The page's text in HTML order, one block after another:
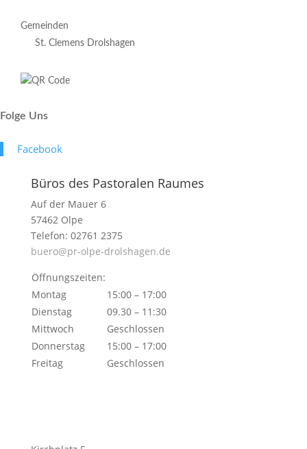
Gemeinden
St. Clemens Drolshagen
Folge Uns
Face­book
Büros des Pastoralen Raumes
Auf der Mauer 6
57462 Olpe
Telefon: 02761 2375
buero@pr-olpe-drolshagen.de
Öffnungszeiten:
Montag
15:00 – 17:00
Dienstag
09.30 – 11:30
Mittwoch
Geschlossen
Donnerstag
15:00 – 17:00
Freitag
Geschlossen